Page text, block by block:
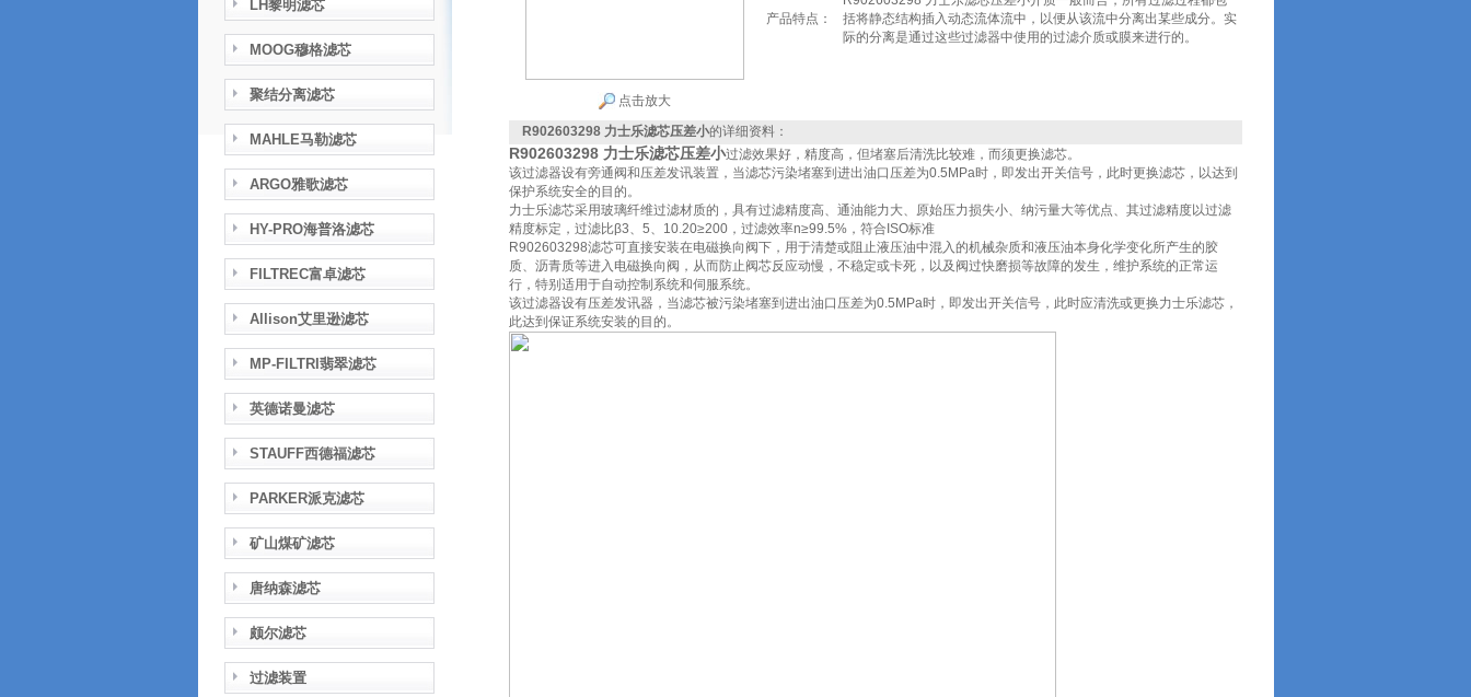
LH黎明滤芯
MOOG穆格滤芯
聚结分离滤芯
MAHLE马勒滤芯
ARGO雅歌滤芯
HY-PRO海普洛滤芯
FILTREC富卓滤芯
Allison艾里逊滤芯
MP-FILTRI翡翠滤芯
英德诺曼滤芯
STAUFF西德福滤芯
PARKER派克滤芯
矿山煤矿滤芯
唐纳森滤芯
颇尔滤芯
过滤装置
点击放大
产品特点：
括将静态结构插入动态流体流中，以便从该流中分离出某些成分。实
际的分离是通过这些过滤器中使用的过滤介质或膜来进行的。
R902603298 力士乐滤芯压差小的详细资料：
R902603298 力士乐滤芯压差小过滤效果好，精度高，但堵塞后清洗比较难，而须更换滤芯。
该过滤器设有旁通阀和压差发讯装置，当滤芯污染堵塞到进出油口压差为0.5MPa时，即发出开关信号，此时更换滤芯，以达到
保护系统安全的目的。
力士乐滤芯采用玻璃纤维过滤材质的，具有过滤精度高、通油能力大、原始压力损失小、纳污量大等优点、其过滤精度以过滤
精度标定，过滤比β3、5、10.20≥200，过滤效率n≥99.5%，符合ISO标准
R902603298滤芯可直接安装在电磁换向阀下，用于清楚或阻止液压油中混入的机械杂质和液压油本身化学变化所产生的胶
质、沥青质等进入电磁换向阀，从而防止阀芯反应动慢，不稳定或卡死，以及阀过快磨损等故障的发生，维护系统的正常运
行，特别适用于自动控制系统和伺服系统。
该过滤器设有压差发讯器，当滤芯被污染堵塞到进出油口压差为0.5MPa时，即发出开关信号，此时应清洗或更换力士乐滤芯，
此达到保证系统安装的目的。